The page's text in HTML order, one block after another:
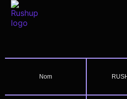
Nom